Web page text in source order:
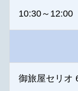
10:30～
御旅屋セリオ